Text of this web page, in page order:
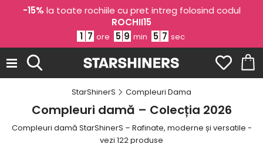
-15% la toate rochiile cu pret intreg folosind codul
ROCHII15
1 7 ore 5 9 min 5 3 sec
StarShinerS Compleuri Dama
Compleuri damă – Colecția 2026
Compleuri damă StarShinerS – Rafinate, moderne și versatile -
vezi 122 produse